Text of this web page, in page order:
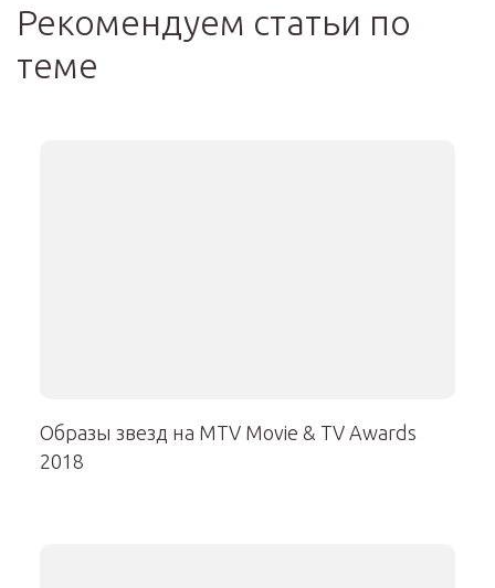
Рекомендуем статьи по
теме
Образы звезд на MTV Movie & TV Awards
2018